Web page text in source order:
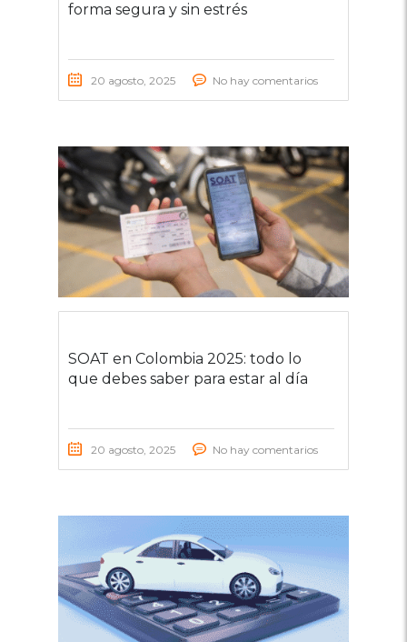
forma segura y sin estrés
20 agosto, 2025 No hay comentarios
SOAT en Colombia 2025: todo lo
que debes saber para estar al día
20 agosto, 2025 No hay comentarios